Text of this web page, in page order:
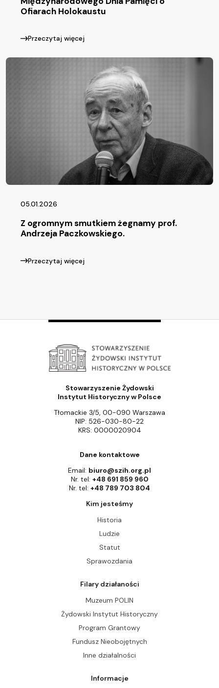
Ofiarach Holokaustu
Przeczytaj więcej
05.01.2026
Z ogromnym smutkiem żegnamy prof.
Andrzeja Paczkowskiego.
Przeczytaj więcej
Stowarzyszenie Żydowski
Instytut Historyczny w Polsce
Tłomackie 3/5, 00-090 Warszawa
NIP: 526-030-80-22
KRS: 0000020904
Dane kontaktowe
Email: biuro@szih.org.pl
Nr. tel: +48 691 859 960
Nr. tel: +48 789 703 804
Kim jesteśmy
Historia
Ludzie
Statut
Sprawozdania
Filary działaności
Muzeum POLIN
Żydowski Instytut Historyczny
Program Grantowy
Fundusz Nieobojętnych
Inne działalności
Informacje